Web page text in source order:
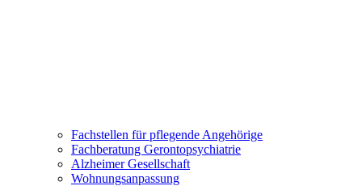
Fachstellen für pflegende Angehörige
Fachberatung Gerontopsychiatrie
Alzheimer Gesellschaft
Wohnungsanpassung